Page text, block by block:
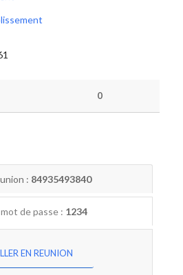
0
: 84935493840
de passe : 1234
EN REUNION